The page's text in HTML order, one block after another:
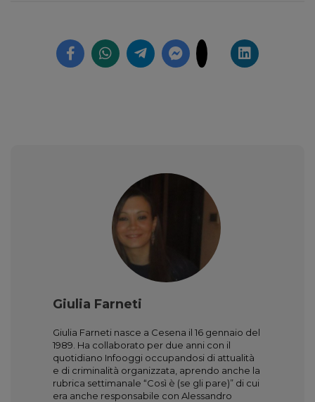
Giulia Farneti
Giulia Farneti nasce a Cesena il 16 gennaio del
1989. Ha collaborato per due anni con il
quotidiano Infooggi occupandosi di attualità
e di criminalità organizzata, aprendo anche la
rubrica settimanale “Così è (se gli pare)” di cui
era anche responsabile con Alessandro